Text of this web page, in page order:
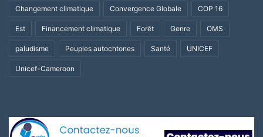
Changement climatique Convergence Globale COP 16
Est Financement climatique Forêt Genre OMS
paludisme Peuples autochtones Santé UNICEF
Unicef-Cameroon